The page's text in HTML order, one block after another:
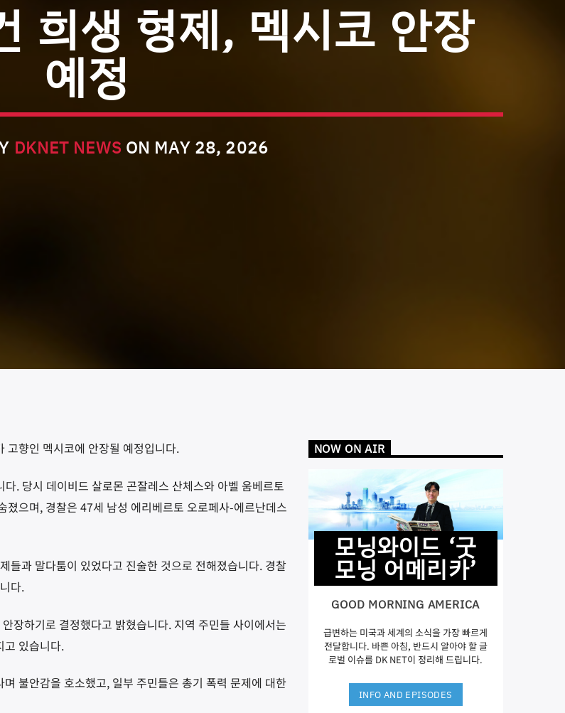
희생 형제, 멕시코 안장
예정
DKNET NEWS ON MAY 28, 2026
고향인 멕시코에 안장될 예정입니다.
. 당시 데이비드 살로몬 곤잘레스 산체스와 아벨 움베르토
으며, 경찰은 47세 남성 에리베르토 오로페사-에르난데스
들과 말다툼이 있었다고 진술한 것으로 전해졌습니다. 경찰
다.
장하기로 결정했다고 밝혔습니다. 지역 주민들 사이에서는
고 있습니다.
불안감을 호소했고, 일부 주민들은 총기 폭력 문제에 대한
NOW ON AIR
모닝와이드 ‘굿
모닝 어메리카’
GOOD MORNING AMERICA
급변하는 미국과 세계의 소식을 가장 빠르게
전달합니다. 바쁜 아침, 반드시 알아야 할 글
로벌 이슈를 DK NET이 정리해 드립니다.
INFO AND EPISODES